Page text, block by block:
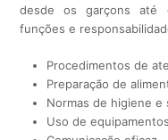
desde os garçons até
funções e
Procedimentos de
Preparação de
Normas de higiene e
Uso de